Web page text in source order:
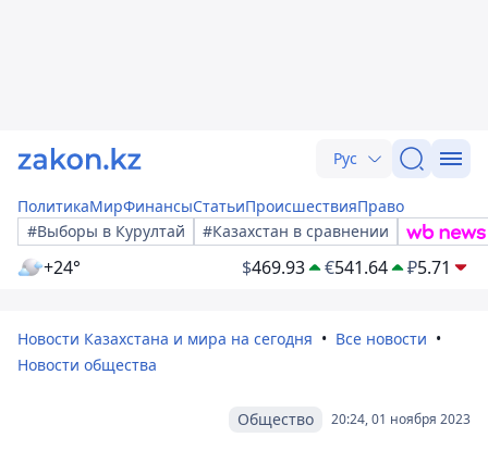
Рус
ПолитикаМирФинансыСтатьиПроисшествияПраво
#Выборы в Курултай
#Казахстан в сравнении
+24° $469.93 €541.64 ₽5.71
Новости Казахстана и мира на сегодня
Все новости
Новости общества
20:24, 01 ноября 2023
Общество